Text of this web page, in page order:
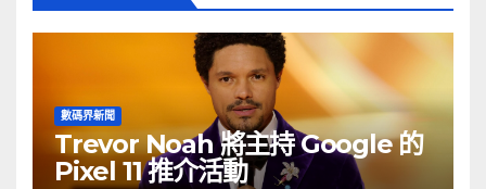
數碼界新聞
Trevor Noah 將主持 Google 的
Pixel 11 推介活動